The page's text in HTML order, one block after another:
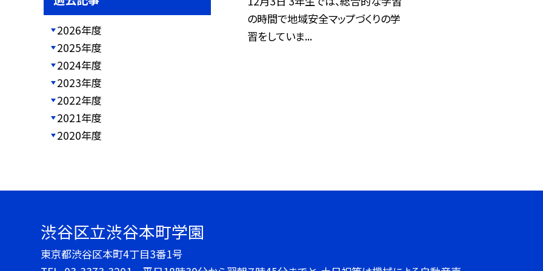
の時間で地域安全マップづくりの学
習をしていま...
2026年度
2025年度
2024年度
2023年度
2022年度
2021年度
2020年度
渋谷区立渋谷本町学園
東京都渋谷区本町4丁目3番1号